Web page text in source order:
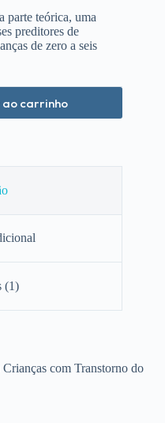
parte teórica, uma
preditores de
de zero a seis
carrinho
(1)
com Transtorno do